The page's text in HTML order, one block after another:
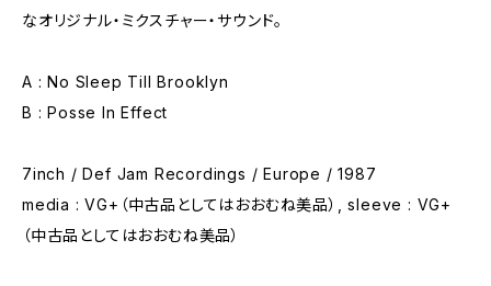
なオリジナル・ミクスチャー・サウンド。
A : No Sleep Till Brooklyn
B : Posse In Effect
7inch / Def Jam Recordings / Europe / 1987
media : VG+（中古品としてはおおむね美品）, sleeve : VG+
（中古品としてはおおむね美品）